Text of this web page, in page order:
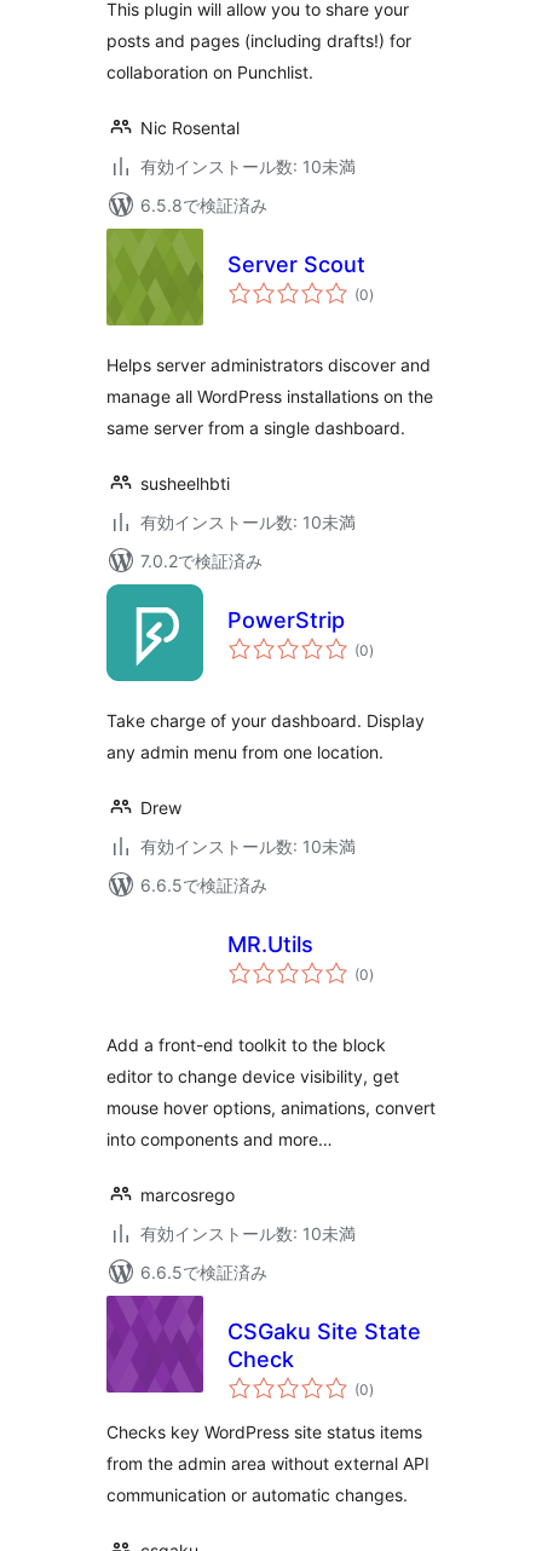
This plugin will allow you to share your
posts and pages (including drafts!) for
collaboration on Punchlist.
Nic Rosental
有効インストール数: 10未満
6.5.8で検証済み
Server Scout
(0個
の)
Helps server administrators discover and
manage all WordPress installations on the
same server from a single dashboard.
susheelhbti
有効インストール数: 10未満
7.0.2で検証済み
PowerStrip
(0個
の)
Take charge of your dashboard. Display
any admin menu from one location.
Drew
有効インストール数: 10未満
6.6.5で検証済み
MR.Utils
(0個
の)
Add a front-end toolkit to the block
editor to change device visibility, get
mouse hover options, animations, convert
into components and more…
marcosrego
有効インストール数: 10未満
6.6.5で検証済み
CSGaku Site State
Check
(0個
の
価
)
Checks key WordPress site status items
from the admin area without external API
communication or automatic changes.